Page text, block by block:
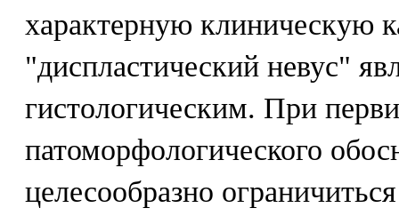
характерную клиническую
"диспластический невус"
гистологическим. При
патоморфологического
целесообразно